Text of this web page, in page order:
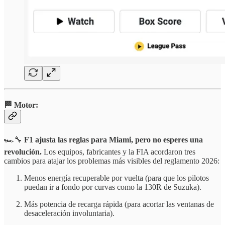
🏁 Motor:
🏎️🔧 F1 ajusta las reglas para Miami, pero no esperes una
revolución. Los equipos, fabricantes y la FIA acordaron tres
cambios para atajar los problemas más visibles del reglamento 2026:
Menos energía recuperable por vuelta (para que los pilotos
puedan ir a fondo por curvas como la 130R de Suzuka).
Más potencia de recarga rápida (para acortar las ventanas de
desaceleración involuntaria).